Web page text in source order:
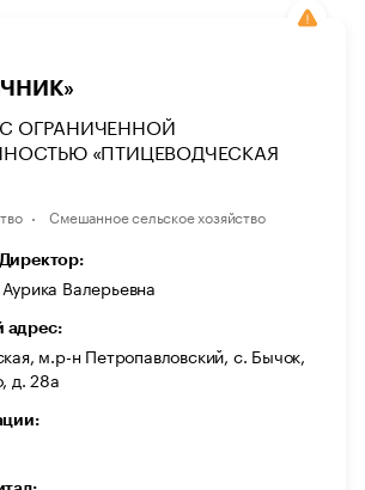
ОГРАНИЧЕННОЙ
«ПТИЦЕВОДЧЕСКАЯ
Смешанное сельское хозяйство
Валерьевна
адрес:
м.р-н Петропавловский, с. Бычок,
д. 28а